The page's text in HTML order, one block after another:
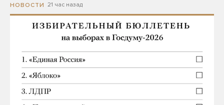
НОВОСТИ 21 час назад